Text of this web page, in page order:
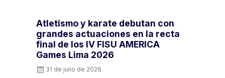
Atletismo y karate debutan con
grandes actuaciones en la recta
final de los IV FISU AMERICA
Games Lima 2026
31 de julio de 2026